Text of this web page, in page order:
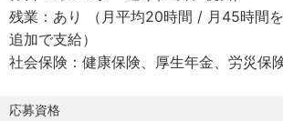
・エンジニア・デザイナーと連携したチ
・スケジュール・品質・コストのバラン
開発推進
・プロダクトをより良くするための改善
残業：あり （月平均20時間 / 月45時間
追加で支給）
社会保険：健康保険、厚生年金、労災保
応募資格